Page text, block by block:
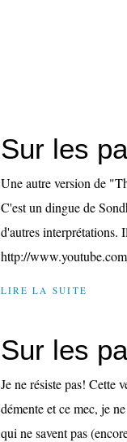
Sur les
Une autre version de
C'est un dingue de
d'autres interprétations.
http://
LIRE LA SUITE
Sur les
Je ne résiste pas! Cette
démente et ce mec, je
qui ne savent pas